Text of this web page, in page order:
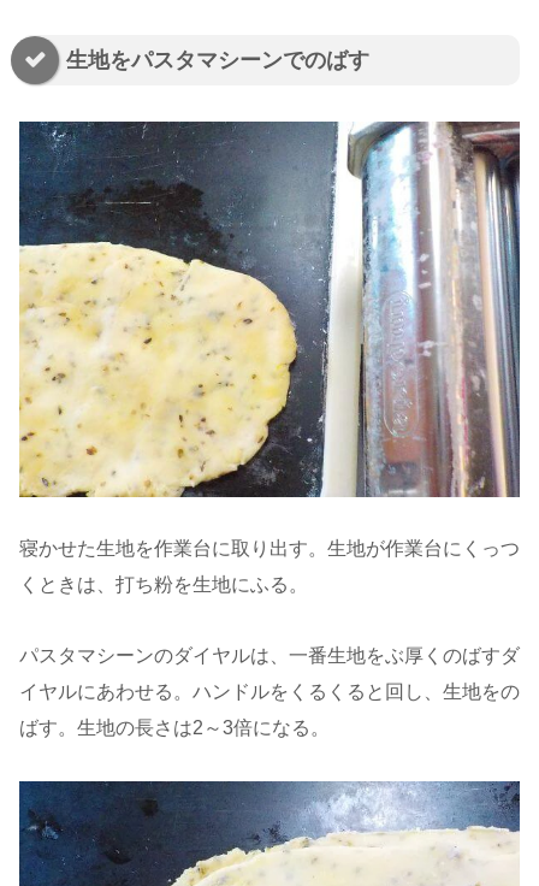
生地をパスタマシーンでのばす
寝かせた生地を作業台に取り出す。生地が作業台にくっつ
くときは、打ち粉を生地にふる。
パスタマシーンのダイヤルは、一番生地をぶ厚くのばすダ
イヤルにあわせる。ハンドルをくるくると回し、生地をの
ばす。生地の長さは2～3倍になる。